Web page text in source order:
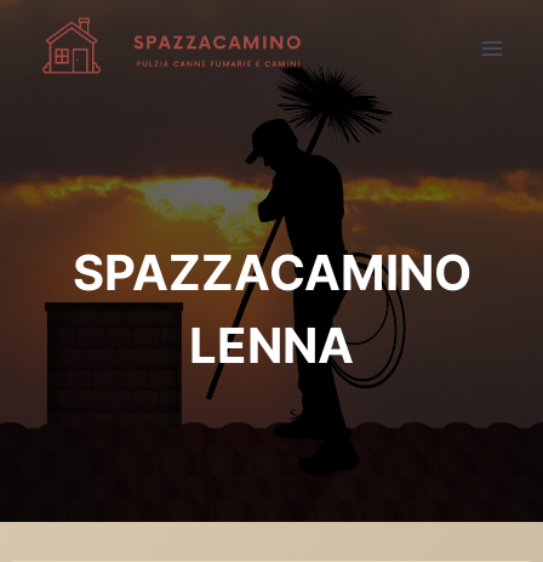
contenuto
SPAZZACAMINO
LENNA